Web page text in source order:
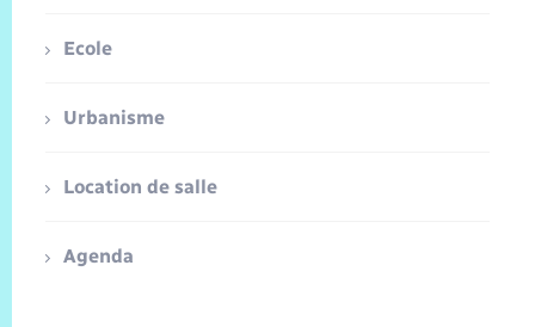
Ecole
Urbanisme
Location de salle
Agenda